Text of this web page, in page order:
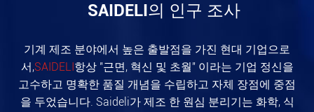
SAIDELI의 인구 조사
기계 제조 분야에서 높은 출발점을 가진 현대 기업으로
서,SAIDELI 항상 "근면, 혁신 및 초월" 이라는 기업 정신을
고수하고 명확한 품질 개념을 수립하고 자체 장점에 중점
을 두었습니다. Saideli가 제조 한 원심 분리기는 화학, 식